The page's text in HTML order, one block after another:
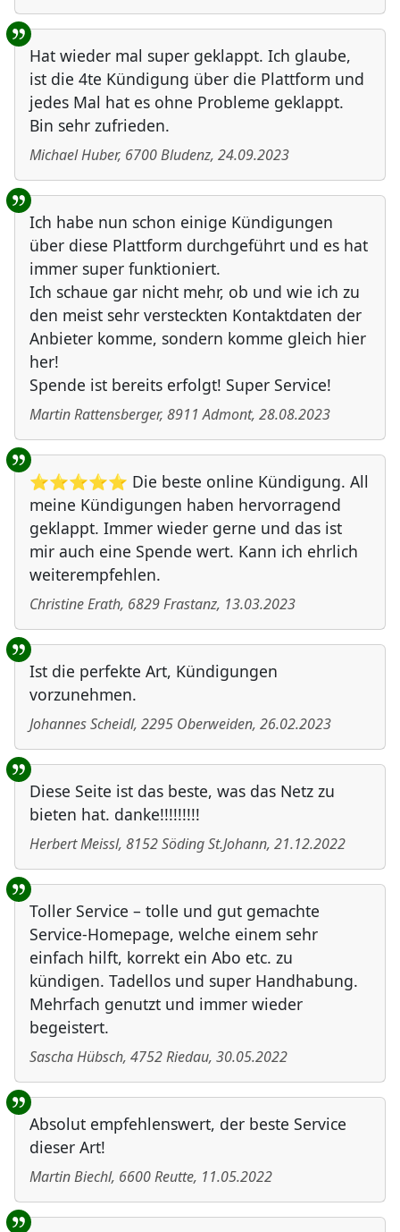
Hat wieder mal super geklappt. Ich glaube,
ist die 4te Kündigung über die Plattform und
jedes Mal hat es ohne Probleme geklappt.
Bin sehr zufrieden.
Michael Huber, 6700Bludenz, 24.09.2023
Ich habe nun schon einige Kündigungen
über diese Plattform durchgeführt und es hat
immer super funktioniert.
Ich schaue gar nicht mehr, ob und wie ich zu
den meist sehr versteckten Kontaktdaten der
Anbieter komme, sondern komme gleich hier
her!
Spende ist bereits erfolgt! Super Service!
Martin Rattensberger, 8911 Admont, 28.08.2023
⭐⭐⭐⭐⭐ Die beste online Kündigung. All
meine Kündigungen haben hervorragend
geklappt. Immer wieder gerne und das ist
mir auch eine Spende wert. Kann ich ehrlich
weiterempfehlen.
Christine Erath, 6829Frastanz, 13.03.2023
Ist die perfekte Art, Kündigungen
vorzunehmen.
Johannes Scheidl, 2295 Oberweiden, 26.02.2023
Diese Seite ist das beste, was das Netz zu
bieten hat. danke!!!!!!!!!
Herbert Meissl, 8152Söding St.Johann, 21.12.2022
Toller Service – tolle und gut gemachte
Service-Homepage, welche einem sehr
einfach hilft, korrekt ein Abo etc. zu
kündigen. Tadellos und super Handhabung.
Mehrfach genutzt und immer wieder
begeistert.
Sascha Hübsch, 4752Riedau, 30.05.2022
Absolut empfehlenswert, der beste Service
dieser Art!
Martin Biechl, 6600Reutte, 11.05.2022